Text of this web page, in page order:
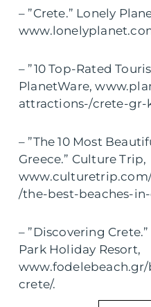
– ”Crete.” Lonely
– ”10 Top-Rated
PlanetWare,
attractions-/crete-gr-
– ”The 10 Most
Greece.” Culture Trip,
/the-best-beaches-
– ”Discovering
Park Holiday Resort,
crete/.